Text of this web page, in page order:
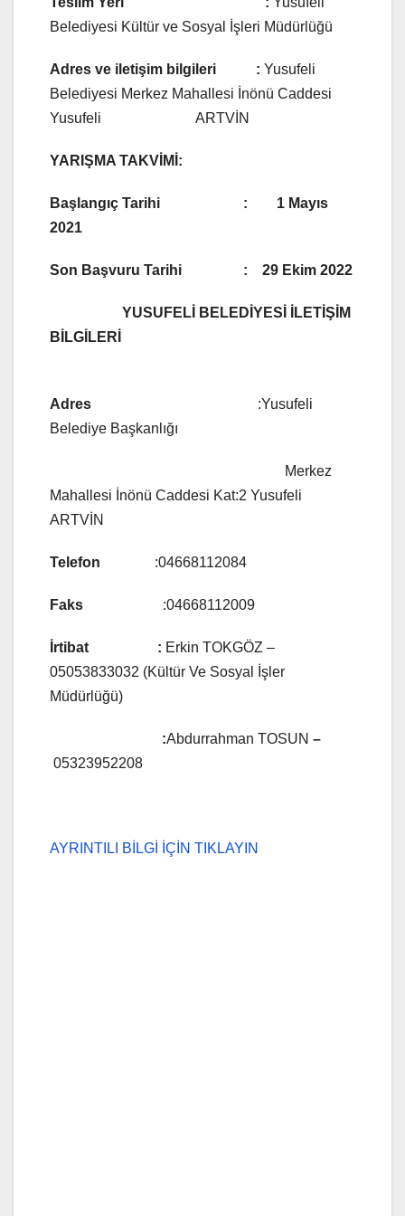
Belediyesi Kültür ve Sosyal İşleri Müdürlüğü
Adres ve iletişim bilgileri : Yusufeli
Belediyesi Merkez Mahallesi İnönü Caddesi
Yusufeli ARTVİN
YARIŞMA TAKVİMİ:
Başlangıç Tarihi : 1 Mayıs
2021
Son Başvuru Tarihi : 29 Ekim 2022
YUSUFELİ BELEDİYESİ İLETİŞİM
BİLGİLERİ
Adres :Yusufeli
Belediye Başkanlığı
Merkez
Mahallesi İnönü Caddesi Kat:2 Yusufeli
ARTVİN
Telefon :04668112084
Faks :04668112009
İrtibat : Erkin TOKGÖZ –
05053833032 (Kültür Ve Sosyal İşler
Müdürlüğü)
:Abdurrahman TOSUN –
05323952208
AYRINTILI BİLGİ İÇİN TIKLAYIN